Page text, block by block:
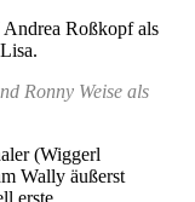
Ronny Weise als
(Wiggerl
Wally äußerst